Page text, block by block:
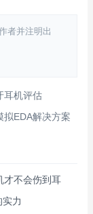
者并注明出
耳机评估
拟EDA解决方案
才不会伤到耳
力